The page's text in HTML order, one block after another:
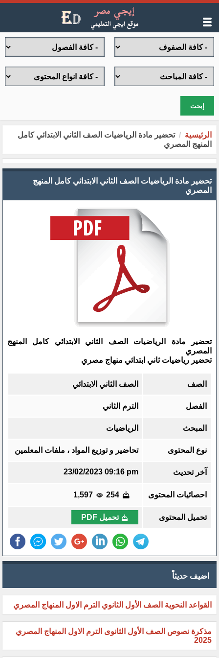
إبحث
الرئيسية
تحضير مادة الرياضيات الصف الثاني الابتدائي كامل
المنهج المصري
تحضير مادة الرياضيات الصف الثاني الابتدائي كامل المنهج
المصري
تحضير مادة الرياضيات الصف الثاني الابتدائي كامل المنهج
المصري
تحضير رياضيات ثاني ابتدائي منهاج مصري
الصف الصف الثاني الابتدائي
الفصل الترم الثاني
المبحث الرياضيات
نوع المحتوى تحاضير و توزيع المواد ، ملفات المعلمين
آخر تحديث 23/02/2023 09:16 pm
احصائيات المحتوى 254
1,597
تحميل المحتوى تحميل PDF
اضيف حديثاً
القواعد النحوية الصف الأول الثانوي الترم الاول المنهاج المصري
مذكرة نصوص الصف الأول الثانوى الترم الاول المنهاج المصري
2025